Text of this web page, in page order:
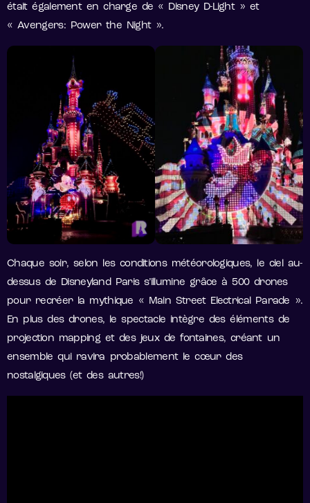
était également en charge de « Disney D-Light » et
« Avengers: Power the Night ».
Chaque soir, selon les conditions météorologiques, le ciel au-
dessus de Disneyland Paris s’illumine grâce à 500 drones
pour recréer la mythique « Main Street Electrical Parade ».
En plus des drones, le spectacle intègre des éléments de
projection mapping et des jeux de fontaines, créant un
ensemble qui ravira probablement le cœur des
nostalgiques (et des autres!)